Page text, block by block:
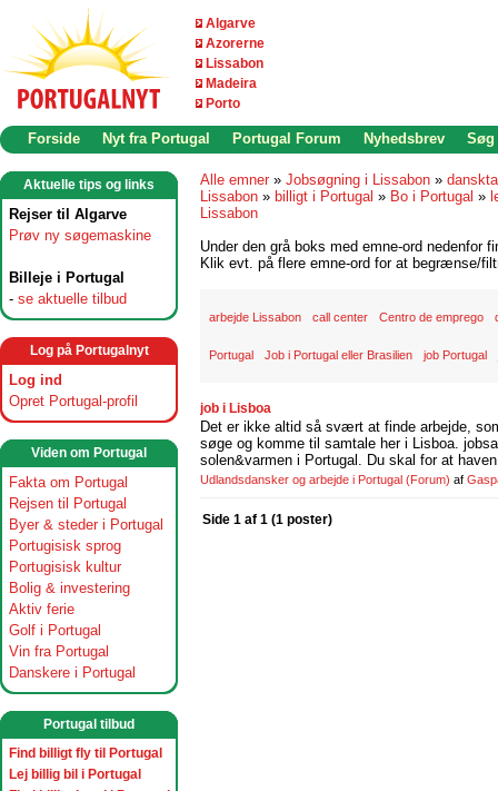
Algarve
Azorerne
Lissabon
Madeira
Porto
Forside Nyt fra Portugal Portugal Forum Nyhedsbrev Søg
Aktuelle tips og links
Rejser til Algarve
Prøv ny søgemaskine
Billeje i Portugal
- se aktuelle tilbud
Log på Portugalnyt
Log ind
Opret Portugal-profil
Viden om Portugal
Fakta om Portugal
Rejsen til Portugal
Byer & steder i Portugal
Portugisisk sprog
Portugisisk kultur
Bolig & investering
Aktiv ferie
Golf i Portugal
Vin fra Portugal
Danskere i Portugal
Portugal tilbud
Find billigt fly til Portugal
Lej billig bil i Portugal
Alle emner » Jobsøgning i Lissabon »
Lissabon » billigt i Portugal » Bo i Portugal »
Lissabon
Under den grå boks med emne-ord nedenfor
Klik evt. på flere emne-ord for at begrænse/
arbejde Lissabon call center Centro de emprego
Portugal Job i Portugal eller Brasilien job Portugal
job i Lisboa
Det er ikke altid så svært at finde arbejde,
søge og komme til samtale her i Lisboa.
solen&varmen i Portugal. Du skal for at
Udlandsdansker og arbejde i Portugal (Forum) af
Side 1 af 1 (1 poster)